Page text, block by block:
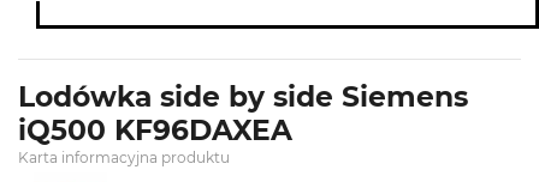
Lodówka side by side Siemens
iQ500 KF96DAXEA
Karta informacyjna produktu